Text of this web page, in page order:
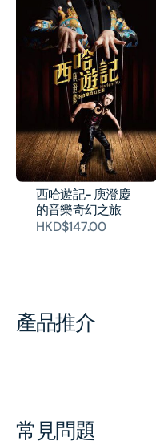
西哈遊記- 庾澄慶
的音樂奇幻之旅
HKD$147.00
產品推介
常見問題